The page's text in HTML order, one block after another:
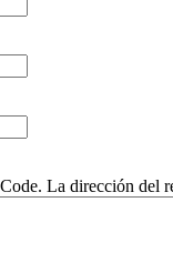
La dirección del